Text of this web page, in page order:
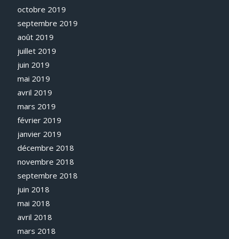
octobre 2019
septembre 2019
août 2019
juillet 2019
juin 2019
mai 2019
avril 2019
mars 2019
février 2019
janvier 2019
décembre 2018
novembre 2018
septembre 2018
juin 2018
mai 2018
avril 2018
mars 2018